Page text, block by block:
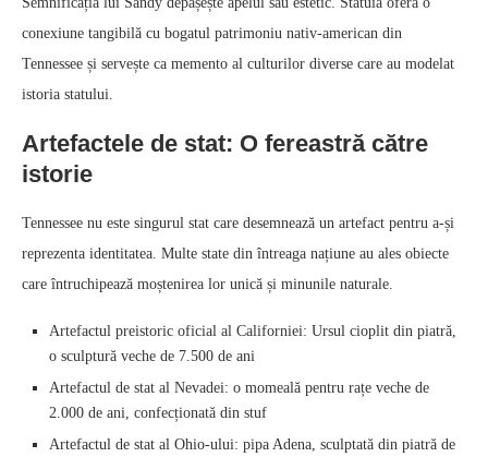
conexiune tangibilă cu bogatul patrimoniu nativ-american din
Tennessee și servește ca memento al culturilor diverse care au modelat
istoria statului.
Artefactele de stat: O fereastră către
istorie
Tennessee nu este singurul stat care desemnează un artefact pentru a-și
reprezenta identitatea. Multe state din întreaga națiune au ales obiecte
care întruchipează moștenirea lor unică și minunile naturale.
Artefactul preistoric oficial al Californiei: Ursul cioplit din piatră,
o sculptură veche de 7.500 de ani
Artefactul de stat al Nevadei: o momeală pentru rațe veche de
2.000 de ani, confecționată din stuf
Artefactul de stat al Ohio-ului: pipa Adena, sculptată din piatră de